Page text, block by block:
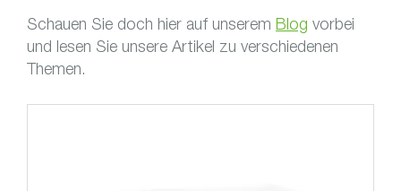
Schauen Sie doch hier auf unserem Blog vorbei
und lesen Sie unsere Artikel zu verschiedenen
Themen.